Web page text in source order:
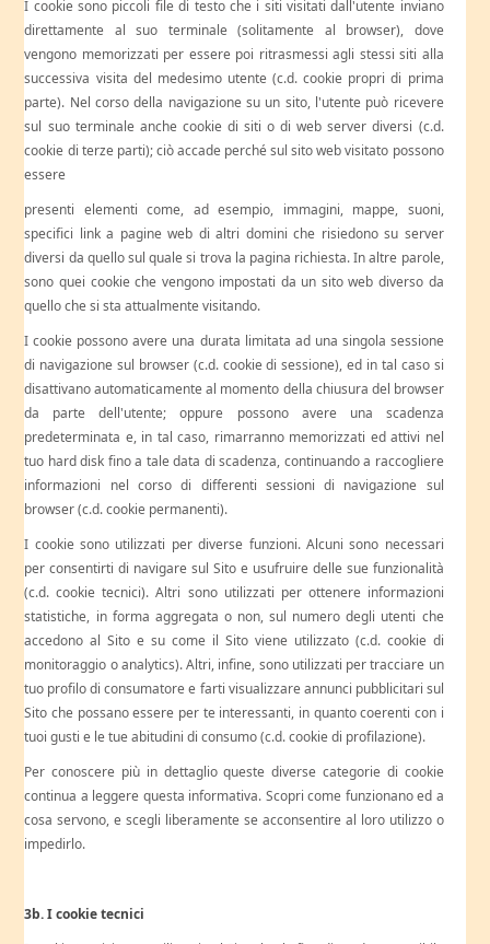
I cookie sono piccoli file di testo che i siti visitati dall'utente inviano
direttamente al suo terminale (solitamente al browser), dove
vengono memorizzati per essere poi ritrasmessi agli stessi siti alla
successiva visita del medesimo utente (c.d. cookie propri di prima
parte). Nel corso della navigazione su un sito, l'utente può ricevere
sul suo terminale anche cookie di siti o di web server diversi (c.d.
cookie di terze parti); ciò accade perché sul sito web visitato possono
essere
presenti elementi come, ad esempio, immagini, mappe, suoni,
specifici link a pagine web di altri domini che risiedono su server
diversi da quello sul quale si trova la pagina richiesta. In altre parole,
sono quei cookie che vengono impostati da un sito web diverso da
quello che si sta attualmente visitando.
I cookie possono avere una durata limitata ad una singola sessione
di navigazione sul browser (c.d. cookie di sessione), ed in tal caso si
disattivano automaticamente al momento della chiusura del browser
da parte dell'utente; oppure possono avere una scadenza
predeterminata e, in tal caso, rimarranno memorizzati ed attivi nel
tuo hard disk fino a tale data di scadenza, continuando a raccogliere
informazioni nel corso di differenti sessioni di navigazione sul
browser (c.d. cookie permanenti).
I cookie sono utilizzati per diverse funzioni. Alcuni sono necessari
per consentirti di navigare sul Sito e usufruire delle sue funzionalità
(c.d. cookie tecnici). Altri sono utilizzati per ottenere informazioni
statistiche, in forma aggregata o non, sul numero degli utenti che
accedono al Sito e su come il Sito viene utilizzato (c.d. cookie di
monitoraggio o analytics). Altri, infine, sono utilizzati per tracciare un
tuo profilo di consumatore e farti visualizzare annunci pubblicitari sul
Sito che possano essere per te interessanti, in quanto coerenti con i
tuoi gusti e le tue abitudini di consumo (c.d. cookie di profilazione).
Per conoscere più in dettaglio queste diverse categorie di cookie
continua a leggere questa informativa. Scopri come funzionano ed a
cosa servono, e scegli liberamente se acconsentire al loro utilizzo o
impedirlo.
3b. I cookie tecnici